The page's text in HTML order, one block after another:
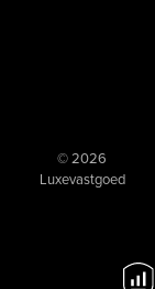
© 2026
Luxevastgoed